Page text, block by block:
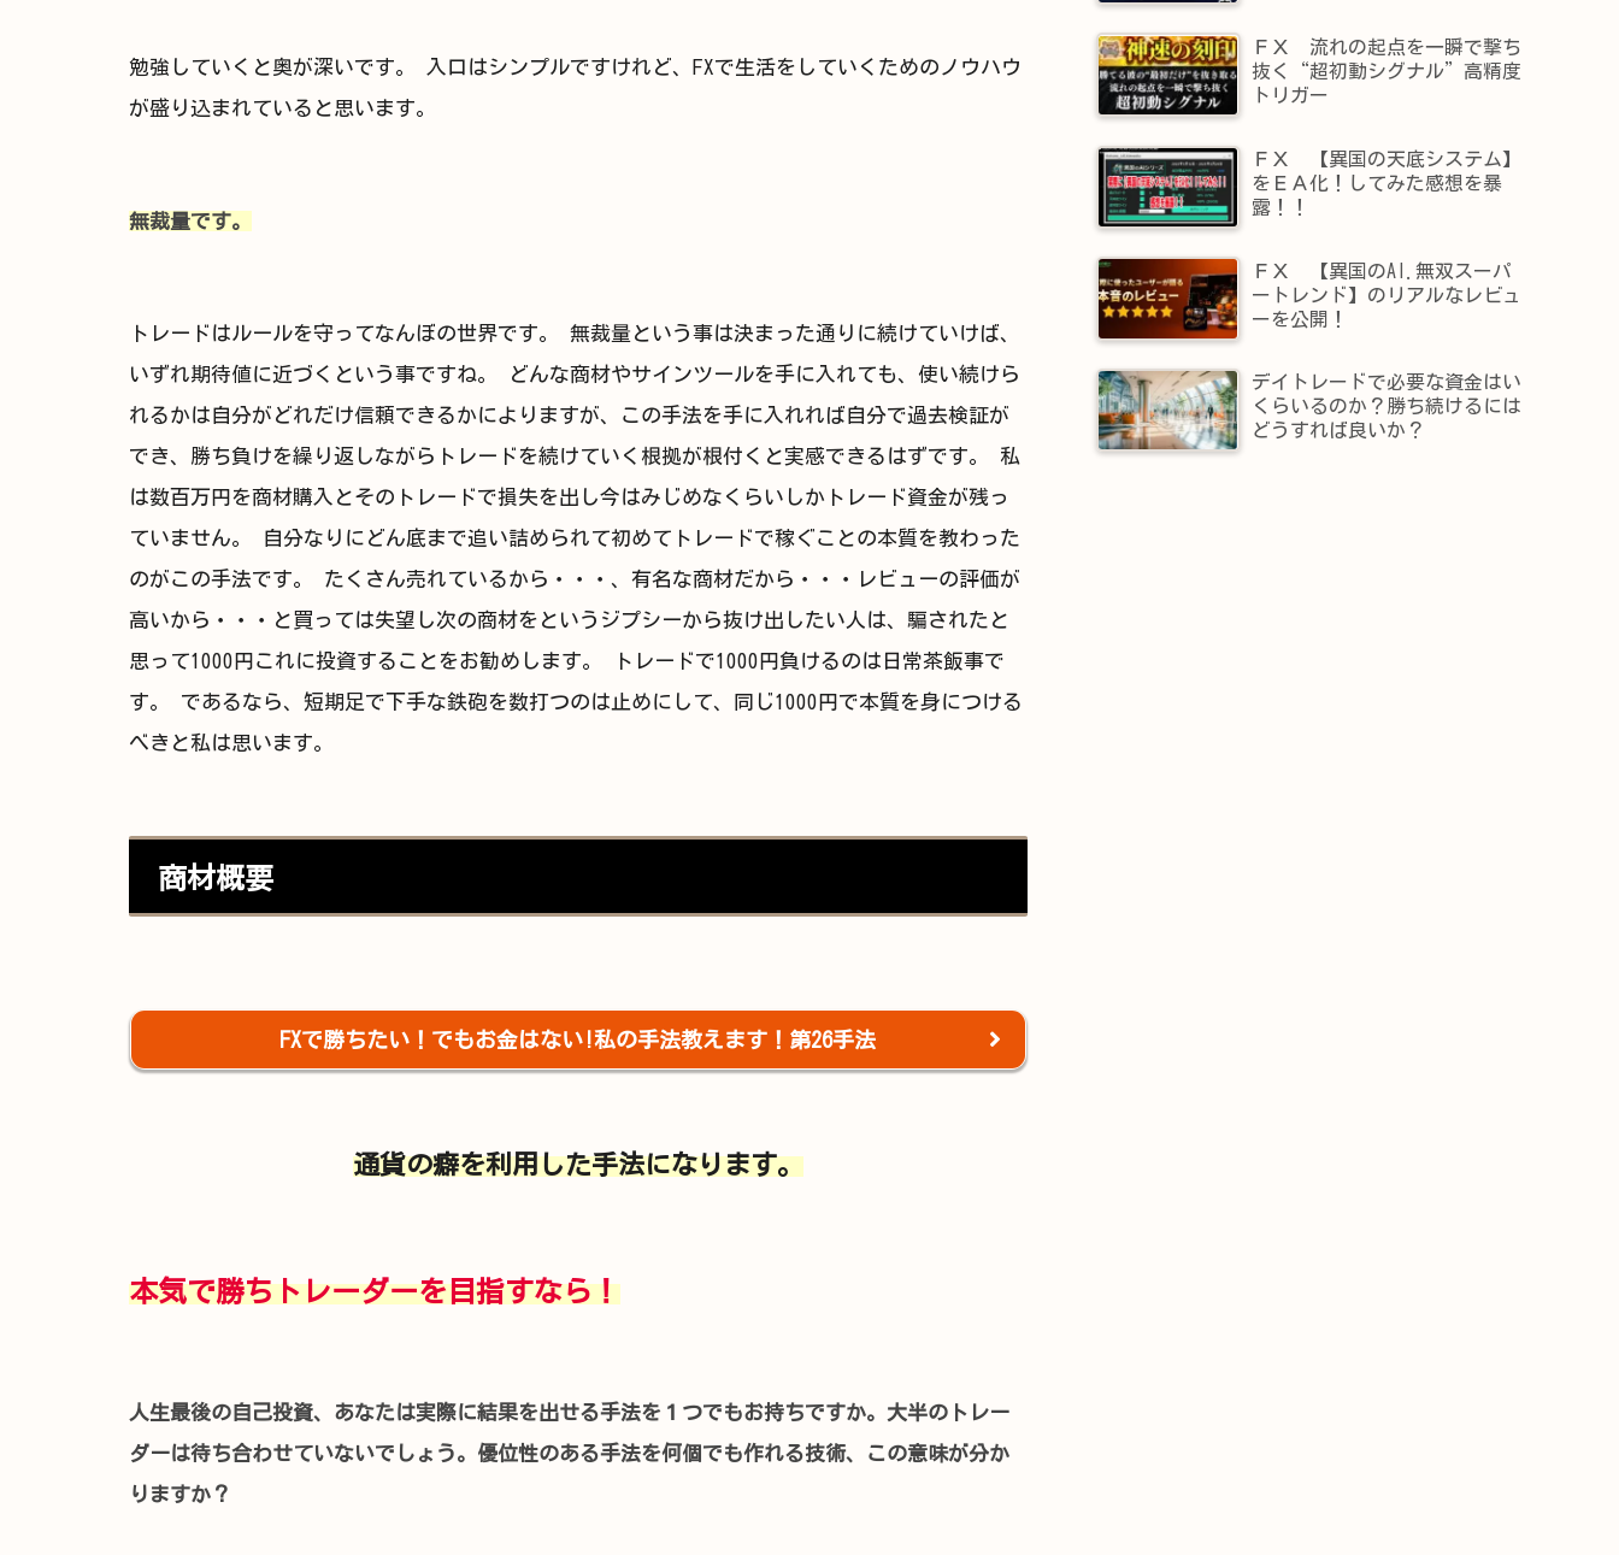
勉強していくと奥が深いです。 入口はシンプルですけれど、FXで生活をしていくためのノウハウ
が盛り込まれていると思います。
無裁量です。
トレードはルールを守ってなんぼの世界です。 無裁量という事は決まった通りに続けていけば、
いずれ期待値に近づくという事ですね。 どんな商材やサインツールを手に入れても、使い続けら
れるかは自分がどれだけ信頼できるかによりますが、この手法を手に入れれば自分で過去検証が
でき、勝ち負けを繰り返しながらトレードを続けていく根拠が根付くと実感できるはずです。 私
は数百万円を商材購入とそのトレードで損失を出し今はみじめなくらいしかトレード資金が残っ
ていません。 自分なりにどん底まで追い詰められて初めてトレードで稼ぐことの本質を教わった
のがこの手法です。 たくさん売れているから・・・、有名な商材だから・・・レビューの評価が
高いから・・・と買っては失望し次の商材をというジプシーから抜け出したい人は、騙されたと
思って1000円これに投資することをお勧めします。 トレードで1000円負けるのは日常茶飯事で
す。 であるなら、短期足で下手な鉄砲を数打つのは止めにして、同じ1000円で本質を身につける
べきと私は思います。
商材概要
FXで勝ちたい！でもお金はない!私の手法教えます！第26手法
通貨の癖を利用した手法になります。
本気で勝ちトレーダーを目指すなら！
人生最後の自己投資、あなたは実際に結果を出せる手法を１つでもお持ちですか。大半のトレー
ダーは待ち合わせていないでしょう。優位性のある手法を何個でも作れる技術、この意味が分か
りますか？
ＦＸ 流れの起点を一瞬で撃ち
抜く“超初動シグナル”高精度
トリガー
ＦＸ 【異国の天底システム】
をＥＡ化！してみた感想を暴
露！！
ＦＸ 【異国のAI.無双スーパ
ートレンド】​のリアルなレビュ
ーを公開！
デイトレードで必要な資金はい
くらいるのか？勝ち続けるには
どうすれば良いか？